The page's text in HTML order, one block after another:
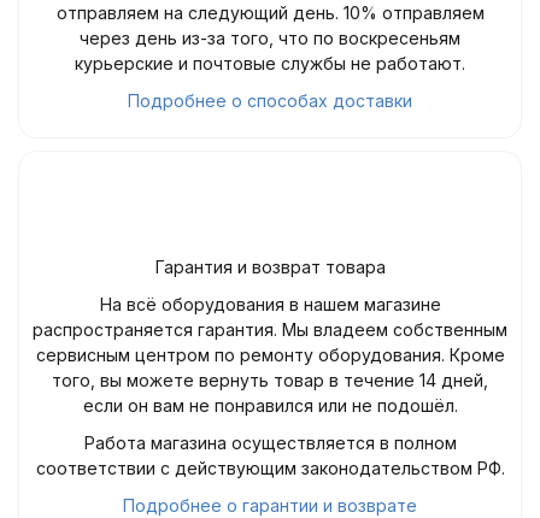
отправляем на следующий день. 10% отправляем
через день из-за того, что по воскресеньям
курьерские и почтовые службы не работают.
Подробнее о способах доставки
Гарантия и возврат товара
На всё оборудования в нашем магазине
распространяется гарантия. Мы владеем собственным
сервисным центром по ремонту оборудования. Кроме
того, вы можете вернуть товар в течение 14 дней,
если он вам не понравился или не подошёл.
Работа магазина осуществляется в полном
соответствии с действующим законодательством РФ.
Подробнее о гарантии и возврате